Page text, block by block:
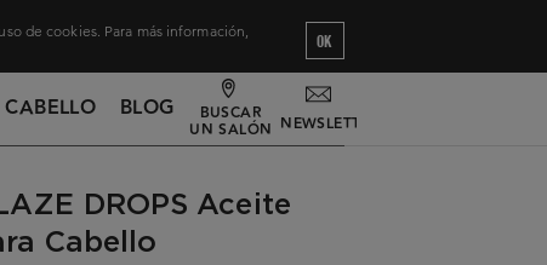
de cookies. Para más información,
OK
BLOG BUSCAR
UN SALÓN NEWSLETTER
DROPS Aceite
Cabello